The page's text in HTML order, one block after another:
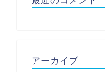
アーカイブ